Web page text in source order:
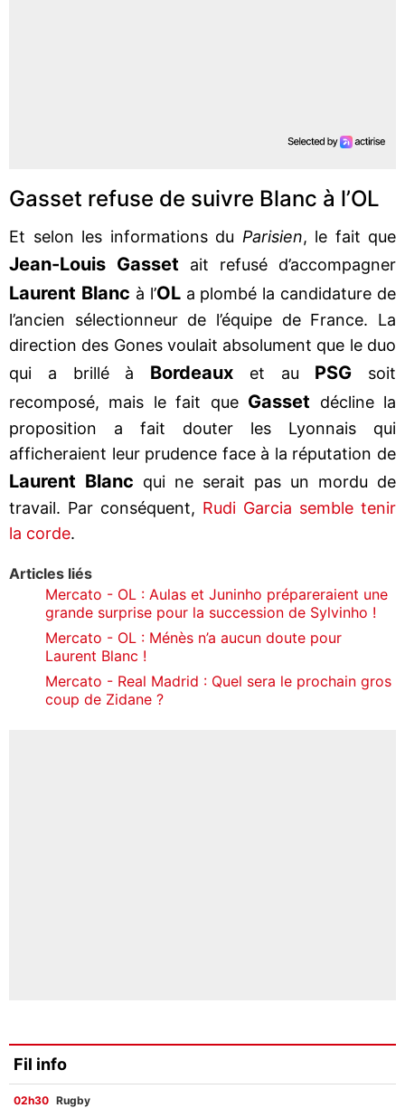
Gasset refuse de suivre Blanc à l’OL
Et selon les informations du Parisien, le fait que
Jean-Louis Gasset ait refusé d’accompagner
Laurent Blanc à l’OLa plombé la candidature de
l’ancien sélectionneur de l’équipe de France. La
direction des Gones voulait absolument que le duo
qui a brillé à Bordeaux et au PSG soit
recomposé, mais le fait que Gasset décline la
proposition a fait douter les Lyonnais qui
afficheraient leur prudence face à la réputation de
Laurent Blanc qui ne serait pas un mordu de
travail. Par conséquent, Rudi Garcia semble tenir
la corde.
Articles liés
Mercato - OL : Aulas et Juninho prépareraient une
grande surprise pour la succession de Sylvinho !
Mercato - OL : Ménès n’a aucun doute pour
Laurent Blanc !
Mercato - Real Madrid : Quel sera le prochain gros
coup de Zidane ?
Fil info
02h30 Rugby